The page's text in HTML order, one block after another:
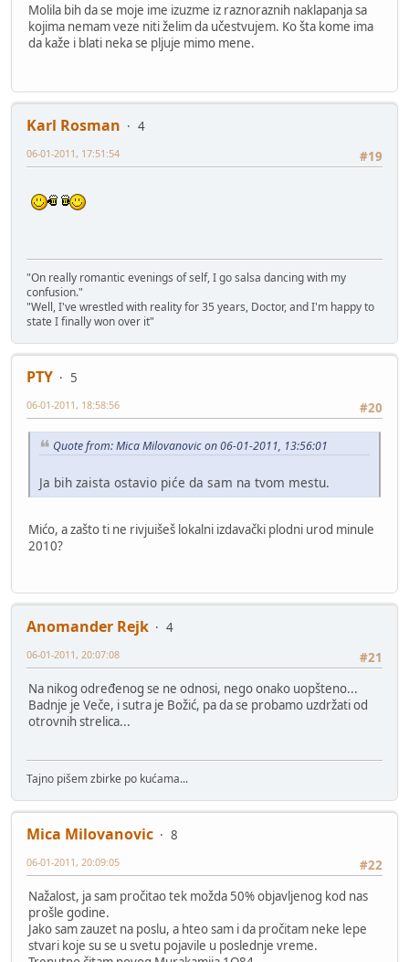
Molila bih da se moje ime izuzme iz raznoraznih naklapanja sa
kojima nemam veze niti želim da učestvujem. Ko šta kome ima
da kaže i blati neka se pljuje mimo mene.
Karl Rosman
4
#19
06-01-2011, 17:51:54
"On really romantic evenings of self, I go salsa dancing with my
confusion."
"Well, I've wrestled with reality for 35 years, Doctor, and I'm happy to
state I finally won over it"
PTY
5
#20
06-01-2011, 18:58:56
Quote from: Mica Milovanovic on 06-01-2011, 13:56:01
Ja bih zaista ostavio piće da sam na tvom mestu.
Mićo, a zašto ti ne rivjuišeš lokalni izdavački plodni urod minule
2010?
Anomander Rejk
4
#21
06-01-2011, 20:07:08
Na nikog određenog se ne odnosi, nego onako uopšteno...
Badnje je Veče, i sutra je Božić, pa da se probamo uzdržati od
otrovnih strelica...
Tajno pišem zbirke po kućama...
Mica Milovanovic
8
#22
06-01-2011, 20:09:05
Nažalost, ja sam pročitao tek možda 50% objavljenog kod nas
prošle godine.
Jako sam zauzet na poslu, a hteo sam i da pročitam neke lepe
stvari koje su se u svetu pojavile u poslednje vreme.